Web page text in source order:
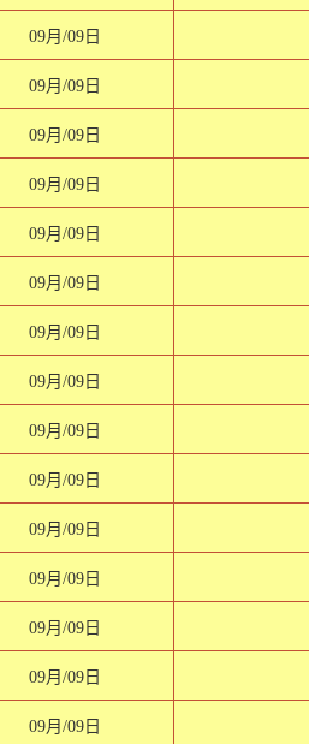
09月/09日
09月/09日
09月/09日
09月/09日
09月/09日
09月/09日
09月/09日
09月/09日
09月/09日
09月/09日
09月/09日
09月/09日
09月/09日
09月/09日
09月/09日